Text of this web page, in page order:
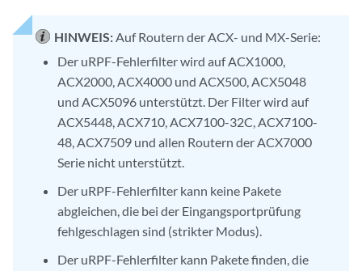
HINWEIS:Auf Routern der ACX- und MX-Serie:
Der uRPF-Fehlerfilter wird auf ACX1000,
ACX2000, ACX4000 und ACX500, ACX5048
und ACX5096 unterstützt. Der Filter wird auf
ACX5448, ACX710, ACX7100-32C, ACX7100-
48, ACX7509 und allen Routern der ACX7000
Serie nicht unterstützt.
Der uRPF-Fehlerfilter kann keine Pakete
abgleichen, die bei der Eingangsportprüfung
fehlgeschlagen sind (strikter Modus).
Der uRPF-Fehlerfilter kann Pakete finden, die